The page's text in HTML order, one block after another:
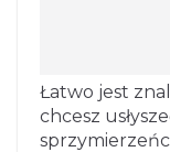
Łatwo jest
chcesz